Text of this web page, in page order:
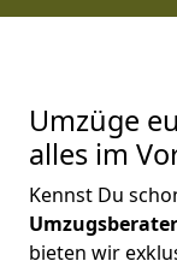
Umzüge
alles im
Kennst Du
Umzugsberater
bieten wir